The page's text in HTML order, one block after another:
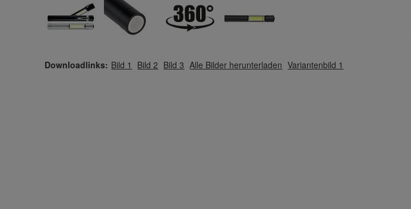
Downloadlinks: Bild 1 Bild 2 Bild 3 Alle Bilder herunterladen Variantenbild 1